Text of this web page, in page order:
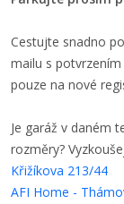
Cestujte snadno
mailu s
pouze na nové
Je garáž v daném
rozměry?
Křižíkova 213/44
AFI Home -